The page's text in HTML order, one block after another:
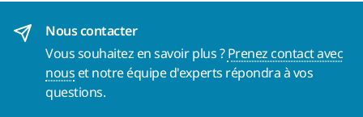
Nous contacter
Vous souhaitez en savoir plus ?Prenez contact avec
nous et notre équipe d'experts répondra à vos
questions.